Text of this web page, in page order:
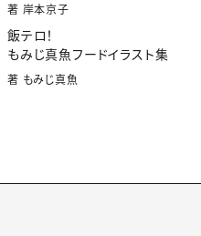
著 岸本京子
飯テロ！
もみじ真魚フードイラスト集
著 もみじ真魚